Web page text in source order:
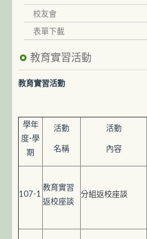
校友會
表單下載
教育實習活動
教育實習活動
學年
度-學
期
活動
名稱
活動
內容
107-1
教育實習
返校座談
分組返校座談